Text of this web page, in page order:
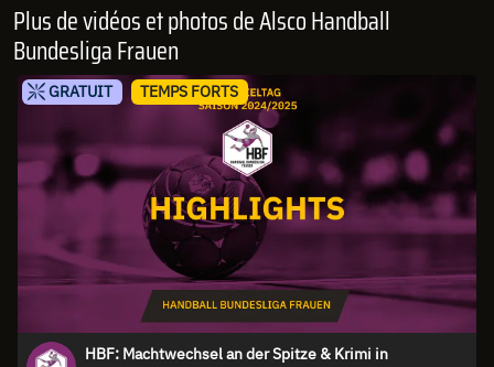
Plus de vidéos et photos de Alsco Handball
Bundesliga Frauen
GRATUIT TEMPS FORTS
HBF: Machtwechsel an der Spitze & Krimi in